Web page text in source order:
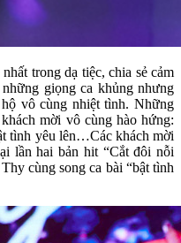
trong dạ tiệc, chia sẻ cảm
giọng ca khủng nhưng
vô cùng nhiệt tình. Những
mời vô cùng hào hứng:
tình yêu lên…Các khách mời
lần hai bản hit “Cắt đôi nỗi
cùng song ca bài “bật tình